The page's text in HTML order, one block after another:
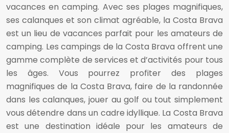
vacances en camping. Avec ses plages magnifiques,
ses calanques et son climat agréable, la Costa Brava
est un lieu de vacances parfait pour les amateurs de
camping. Les campings de la Costa Brava offrent une
gamme complète de services et d’activités pour tous
les âges. Vous pourrez profiter des plages
magnifiques de la Costa Brava, faire de la randonnée
dans les calanques, jouer au golf ou tout simplement
vous détendre dans un cadre idyllique. La Costa Brava
est une destination idéale pour les amateurs de